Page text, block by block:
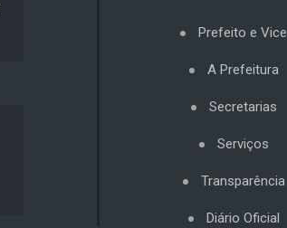
Prefeito e Vice
A Prefeitura
Secretarias
Serviços
Transparência
Diário Oficial